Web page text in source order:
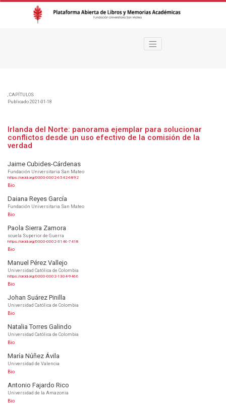
, CAPÍTULOS
Irlanda del Norte: panorama ejemplar para solucionar
conflictos desde un uso efectivo de la comisión de la
verdad
Publicado 2021-01-18
Jaime Cubides-Cárdenas
Fundación Universitaria San Mateo
https://orcid.org/0000-0002-6542-6892
Bio
Daiana Reyes García
Fundación Universitaria San Mateo
Bio
Paola Sierra Zamora
scuela Superior de Guerra
https://orcid.org/0000-0002-3146-7418
Bio
Manuel Pérez Vallejo
Universidad Católica de Colombia
https://orcid.org/0000-0002-1304-9466
Bio
Johan Suárez Pinilla
Universidad Católica de Colombia
Bio
Natalia Torres Galindo
Universidad Católica de Colombia
Bio
María Núñez Ávila
Universidad de Valencia
Bio
Antonio Fajardo Rico
Universidad de la Amazonia
Bio